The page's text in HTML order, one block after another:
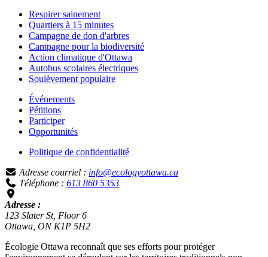
Respirer sainement
Quartiers à 15 minutes
Campagne de don d'arbres
Campagne pour la biodiversité
Action climatique d'Ottawa
Autobus scolaires électriques
Soulèvement populaire
Événements
Pétitions
Participer
Opportunités
Politique de confidentialité
Adresse courriel : info@ecologyottawa.ca
Téléphone : 613 860 5353
Adresse :
123 Slater St, Floor 6
Ottawa, ON K1P 5H2
Écologie Ottawa reconnaît que ses efforts pour protéger